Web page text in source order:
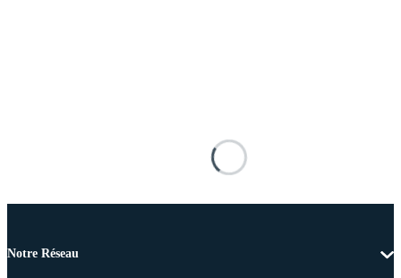
Notre Réseau